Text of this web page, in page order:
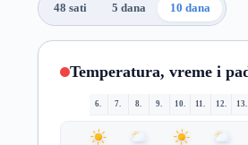
48 sati 5 dana 10 dana
Temperatura, vreme i
6. 7. 8. 9. 10. 11. 12. 13.